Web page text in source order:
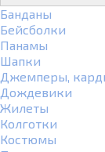
Банданы
Бейсболки
Панамы
Шапки
Джемперы,
Дождевики
Жилеты
Колготки
Костюмы